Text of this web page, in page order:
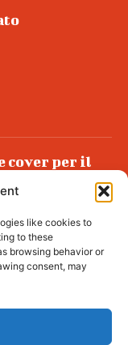
like cookies to
to these
browsing behavior or
consent, may
cover per il